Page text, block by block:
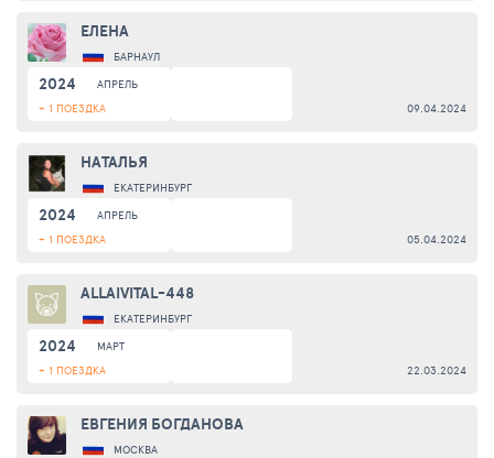
ЕЛЕНА
БАРНАУЛ
2024
АПРЕЛЬ
+ 1 ПОЕЗДКА
09.04.2024
НАТАЛЬЯ
ЕКАТЕРИНБУРГ
2024
АПРЕЛЬ
+ 1 ПОЕЗДКА
05.04.2024
ALLAIVITAL-448
ЕКАТЕРИНБУРГ
2024
МАРТ
+ 1 ПОЕЗДКА
22.03.2024
ЕВГЕНИЯ БОГДАНОВА
МОСКВА